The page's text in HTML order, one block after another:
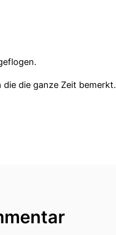
die ganze Zeit